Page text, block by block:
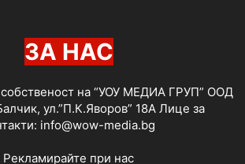
ЗА НАС
на “УОУ МЕДИА ГРУП” ООД
ул.”П.К.Яворов” 18А Лице за
info@wow-media.bg
Рекламирайте при нас